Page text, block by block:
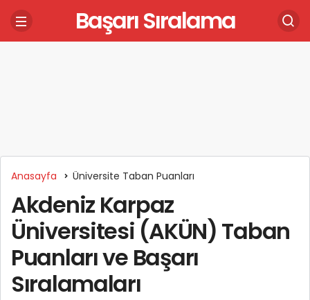
Başarı Sıralama
Anasayfa Üniversite Taban Puanları
Akdeniz Karpaz
Üniversitesi (AKÜN) Taban
Puanları ve Başarı
Sıralamaları